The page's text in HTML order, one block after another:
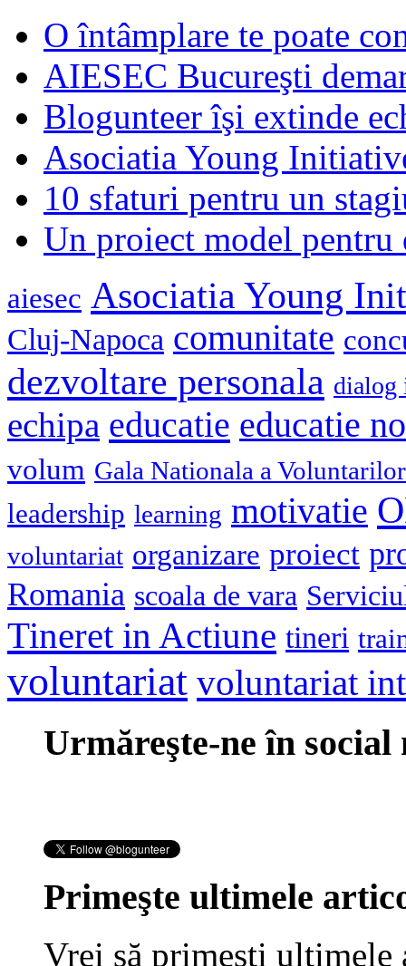
O întâmplare te poate
AIESEC Bucureşti
Blogunteer îşi extinde
Asociatia Young
10 sfaturi pentru un
Un proiect model
aiesec Asociatia Young
Cluj-Napoca comunitate
dezvoltare personala dialog
echipa educatie educatie
volum Gala Nationala a Voluntarilor
leadership learning motivatie
voluntariat organizare proiect
Romania scoala de vara
Tineret in Actiune tineri
voluntariat voluntariat
Urmăreşte-ne în social
Primeşte ultimele
Vrei să primeşti